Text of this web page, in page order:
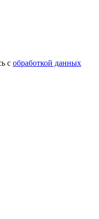
с обработкой данных